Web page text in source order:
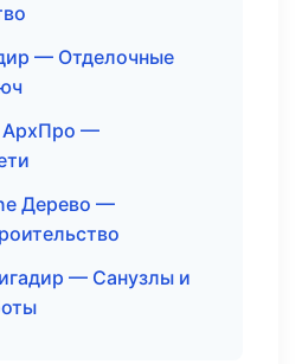
— Отделочные
АрхПро —
Дерево —
— Санузлы и